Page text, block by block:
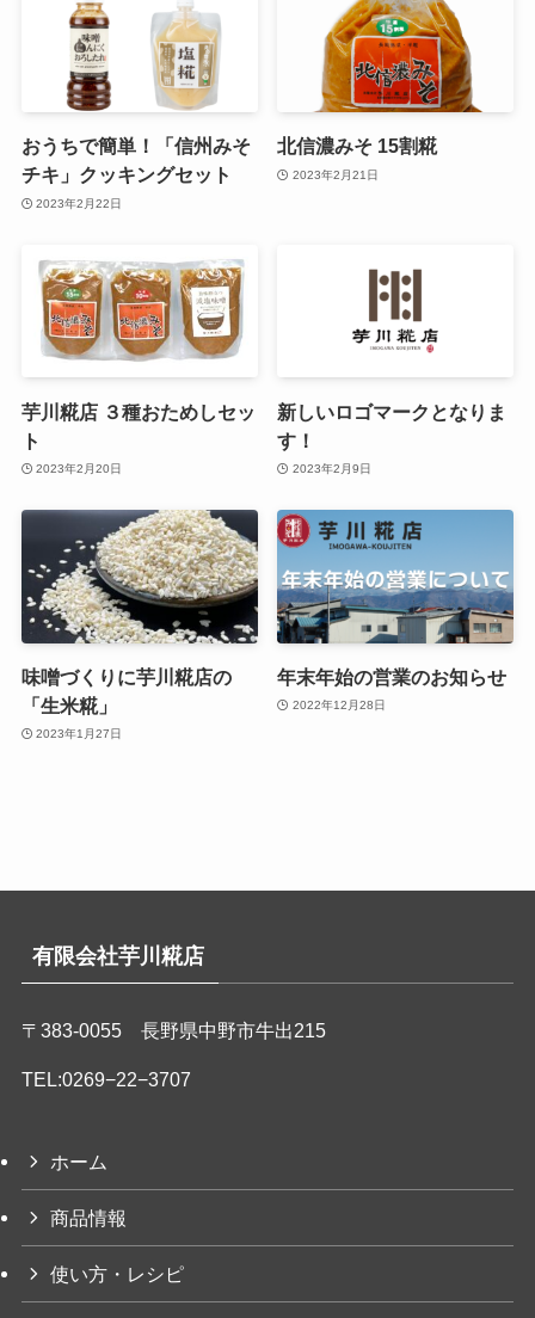
おうちで簡単！「信州みそ
チキ」クッキングセット
2023年2月22日
北信濃みそ 15割糀
2023年2月21日
芋川糀店 ３種おためしセッ
ト
2023年2月20日
新しいロゴマークとなりま
す！
2023年2月9日
味噌づくりに芋川糀店の
「生米糀」
2023年1月27日
年末年始の営業のお知らせ
2022年12月28日
有限会社芋川糀店
〒383-0055 長野県中野市牛出215
TEL:0269−22−3707
ホーム
商品情報
使い方・レシピ